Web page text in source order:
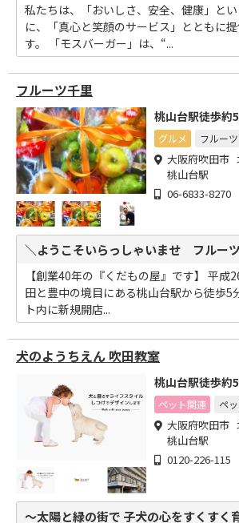
私たちは、「おいしさ、安全、健康」と
に、「真心と笑顔のサービス」とともに
す。 「モスバーガー」は、“...
フルーツ千里
桃山台駅徒歩約
グルメ フルーツ
大阪府吹田市
桃山台駅
06-6833-8270
＼ようこそいらっしゃいませ フルー
【創業40年の『くだもの屋』です】 平成
田と豊中の境目にある桃山台駅から徒歩5
ト内に新規開店...
犬のようちえん 吹田教室
桃山台駅徒歩約
ペット関連 ペ
大阪府吹田市
桃山台駅
0120-226-115
～太陽と緑の街で 子犬の心をすくすく